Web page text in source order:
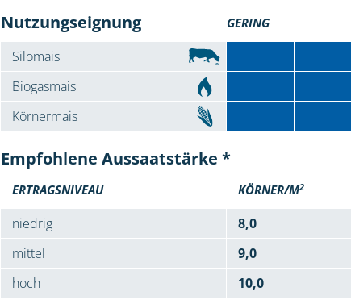
Nutzungseignung GERING
Silomais
Biogasmais
Körnermais
Empfohlene Aussaatstärke *
ERTRAGSNIVEAU KÖRNER/M2
niedrig
8,0
mittel
9,0
hoch
10,0